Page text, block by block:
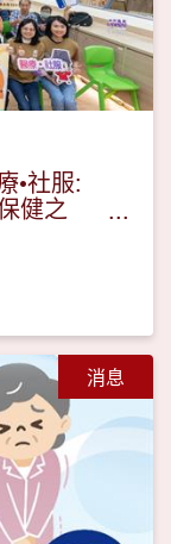
•社服:
健之
消息